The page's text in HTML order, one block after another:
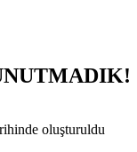
oluşturuldu